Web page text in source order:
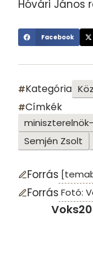
Hóvári János
Facebook
Kategória
Címkék
Semjén Zsolt
Forrás
Forrás Fotó: